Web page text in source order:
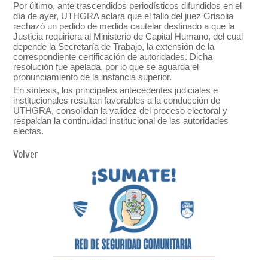
Por último, ante trascendidos periodísticos difundidos en el
día de ayer, UTHGRA aclara que el fallo del juez Grisolia
rechazó un pedido de medida cautelar destinado a que la
Justicia requiriera al Ministerio de Capital Humano, del cual
depende la Secretaría de Trabajo, la extensión de la
correspondiente certificación de autoridades. Dicha
resolución fue apelada, por lo que se aguarda el
pronunciamiento de la instancia superior.
En síntesis, los principales antecedentes judiciales e
institucionales resultan favorables a la conducción de
UTHGRA, consolidan la validez del proceso electoral y
respaldan la continuidad institucional de las autoridades
electas.
Volver